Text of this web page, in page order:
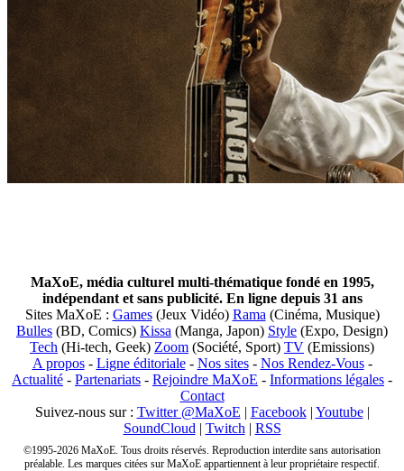
MaXoE, média culturel multi-thématique fondé en 1995,
indépendant et sans publicité. En ligne depuis 31 ans
Sites MaXoE : Games(Jeux Vidéo) Rama (Cinéma, Musique)
Bulles (BD, Comics) Kissa (Manga, Japon) Style (Expo, Design)
Tech (Hi-tech, Geek) Zoom (Société, Sport) TV (Emissions)
A propos- Ligne éditoriale- Nos sites- Nos Rendez-Vous-
Actualité - Partenariats - Rejoindre MaXoE - Informations légales -
Contact
Suivez-nous sur : Twitter @MaXoE | Facebook| Youtube|
SoundCloud | Twitch | RSS
©1995-2026 MaXoE. Tous droits réservés. Reproduction interdite sans autorisation
préalable. Les marques citées sur MaXoE appartiennent à leur propriétaire respectif.